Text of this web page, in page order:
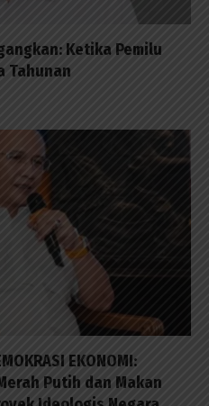
Ketika Pemilu
Tahunan
EKONOMI:
Putih dan Makan